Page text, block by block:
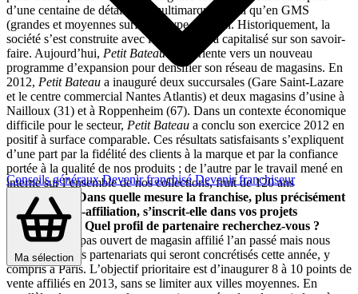
Conseils générauxDevenir franchiséDevenir franchiseur
Ma sélection
d’une centaine de détaillants multimarques ainsi qu’en GMS
(grandes et moyennes surfaces) type Auchan. Historiquement, la
société s’est construite avec l’industrie et a capitalisé sur son savoir-
faire. Aujourd’hui, Petit Bateause réoriente vers un nouveau
programme d’expansion pour densifier son réseau de magasins. En
2012, Petit Bateau a inauguré deux succursales (Gare Saint-Lazare
et le centre commercial Nantes Atlantis) et deux magasins d’usine à
Nailloux (31) et à Roppenheim (67). Dans un contexte économique
difficile pour le secteur, Petit Bateau a conclu son exercice 2012 en
positif à surface comparable. Ces résultats satisfaisants s’expliquent
d’une part par la fidélité des clients à la marque et par la confiance
portée à la qualité de nos produits ; de l’autre par le travail mené en
interne sur l’ensemble de nos collections, fruit de 120 ans
d’expérience.
Dans quelle mesure la franchise, plus précisément
la commission-affiliation, s’inscrit-elle dans vos projets
d’expansion ? Quel profil de partenaire recherchez-vous ?
Nous n’avons pas ouvert de magasin affilié l’an passé mais nous
avons établi des partenariats qui seront concrétisés cette année, y
compris à Paris. L’objectif prioritaire est d’inaugurer 8 à 10 points de
vente affiliés en 2013, sans se limiter aux villes moyennes. En